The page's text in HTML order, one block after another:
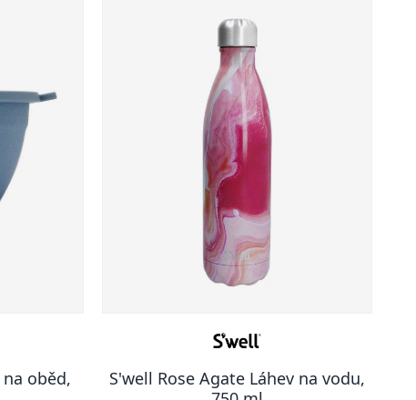
oběd,
S'well Rose Agate Láhev na vodu,